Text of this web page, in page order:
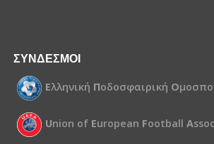
ΣΥΝΔΕΣΜΟΙ
Ελληνική Ποδοσφαιρική Ο
Union of European Football A